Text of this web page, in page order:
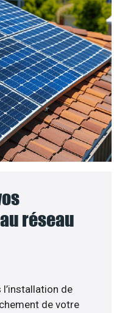
réseau
de
de votre